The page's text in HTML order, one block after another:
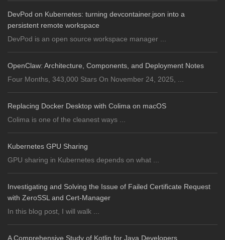
DevPod on Kubernetes: turning devcontainer.json into a
persistent remote workspace
DevPod is an open source workspace manager ...
OpenClaw: Architecture, Components, and Deployment Notes
Four Months, 343,000 Stars On November 24, 2025, ...
Replacing Docker Desktop with Colima on macOS
Colima is one of the cleanest ways ...
Kubernetes GPU Sharing
GPU sharing in Kubernetes depends on what ...
Investigating and Solving the Issue of Failed Certificate Request
with ZeroSSL and Cert-Manager
In this blog post, I will walk ...
A Comprehensive Study of Kotlin for Java Developers